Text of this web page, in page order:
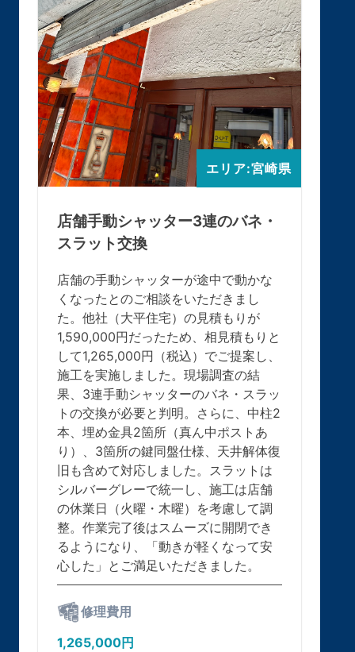
エリア:宮崎県
店舗手動シャッター3連のバネ・
スラット交換
店舗の手動シャッターが途中で動かな
くなったとのご相談をいただきまし
た。他社（大平住宅）の見積もりが
1,590,000円だったため、相見積もりと
して1,265,000円（税込）でご提案し、
施工を実施しました。現場調査の結
果、3連手動シャッターのバネ・スラッ
トの交換が必要と判明。さらに、中柱2
本、埋め金具2箇所（真ん中ポストあ
り）、3箇所の鍵同盤仕様、天井解体復
旧も含めて対応しました。スラットは
シルバーグレーで統一し、施工は店舗
の休業日（火曜・木曜）を考慮して調
整。作業完了後はスムーズに開閉でき
るようになり、「動きが軽くなって安
心した」とご満足いただきました。
修理費用
1,265,000円